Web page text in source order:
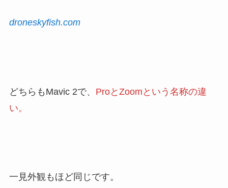
droneskyfish.com
どちらもMavic 2で、 ProとZoomという名称の違
い。
一見外観もほど同じです。